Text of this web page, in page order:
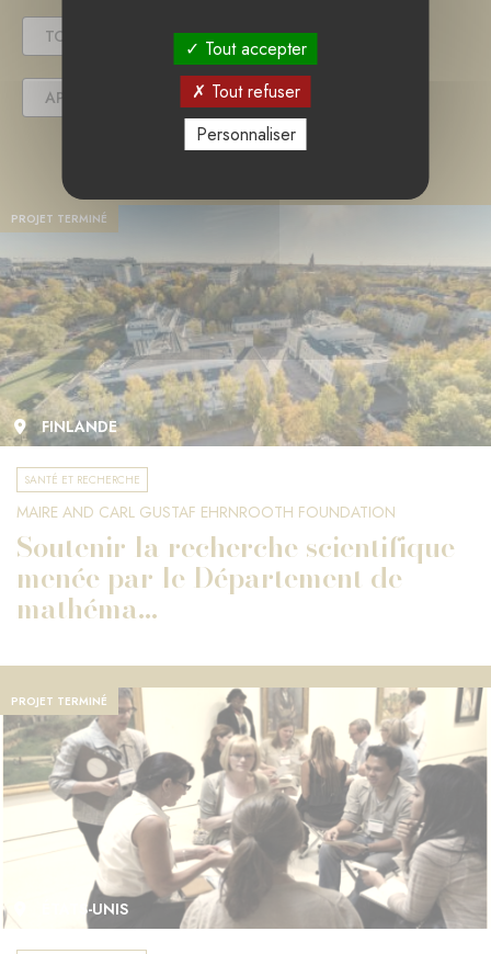
TOUS EN COURS TERMINÉ
APPEL(S) À PROJET
PROJET TERMINÉ
FINLANDE
SANTÉ ET RECHERCHE
MAIRE AND CARL GUSTAF EHRNROOTH FOUNDATION
Soutenir la recherche scientifique
menée par le Département de
mathéma...
PROJET TERMINÉ
ÉTATS-UNIS
Tout accepter
Tout refuser
Personnaliser